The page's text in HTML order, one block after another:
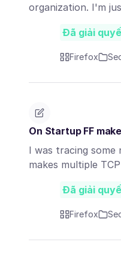
organization. I'm
Đã giải
Firefox
On Startup FF
I was tracing
makes multiple
Đã giải
Firefox